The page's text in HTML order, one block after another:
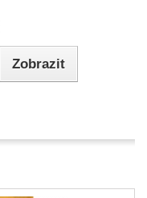
Zobrazit